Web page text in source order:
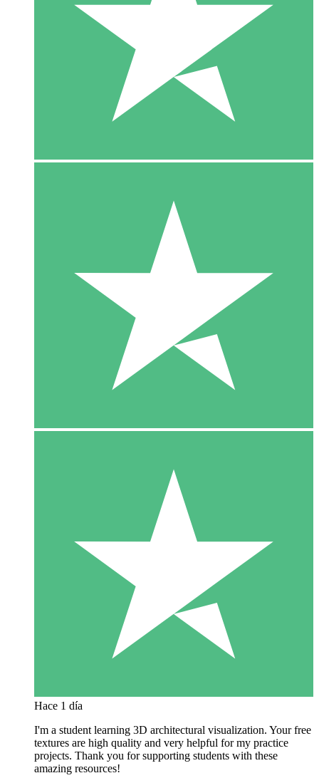
Hace 1 día
I'm a student learning 3D architectural visualization. Your free
textures are high quality and very helpful for my practice
projects. Thank you for supporting students with these
amazing resources!